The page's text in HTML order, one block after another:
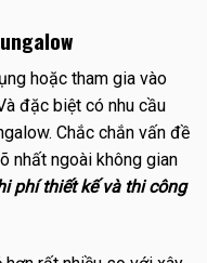
hoặc tham gia vào
đặc biệt có nhu cầu
Chắc chắn vấn đề
nhất ngoài không gian
phí thiết kế và thi công